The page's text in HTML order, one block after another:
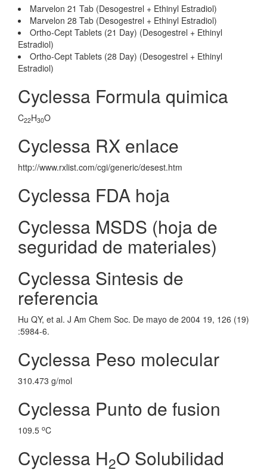
Marvelon 21 Tab (Desogestrel + Ethinyl Estradiol)
Marvelon 28 Tab (Desogestrel + Ethinyl Estradiol)
Ortho-Cept Tablets (21 Day) (Desogestrel + Ethinyl
Estradiol)
Ortho-Cept Tablets (28 Day) (Desogestrel + Ethinyl
Estradiol)
Cyclessa Formula quimica
C22H30O
Cyclessa RX enlace
http://www.rxlist.com/cgi/generic/desest.htm
Cyclessa FDA hoja
Cyclessa MSDS (hoja de
seguridad de materiales)
Cyclessa Sintesis de
referencia
Hu QY, et al. J Am Chem Soc. De mayo de 2004 19, 126 (19)
:5984-6.
Cyclessa Peso molecular
310.473 g/mol
Cyclessa Punto de fusion
109.5 oC
Cyclessa H2O Solubilidad